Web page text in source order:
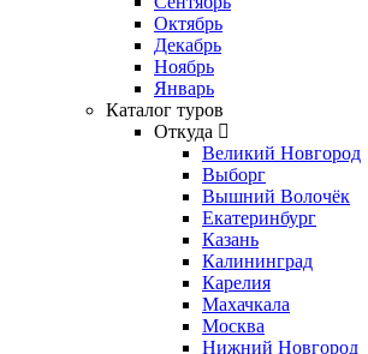
Октябрь
Декабрь
Ноябрь
Январь
Каталог туров
Откуда
Великий Новгород
Выборг
Вышний Волочёк
Екатеринбург
Казань
Калининград
Карелия
Махачкала
Москва
Нижний Новгород